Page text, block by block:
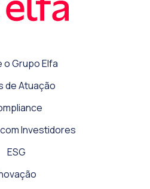
o Grupo Elfa
de Atuação
Investidores
ESG